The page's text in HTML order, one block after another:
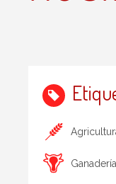
Ganadería